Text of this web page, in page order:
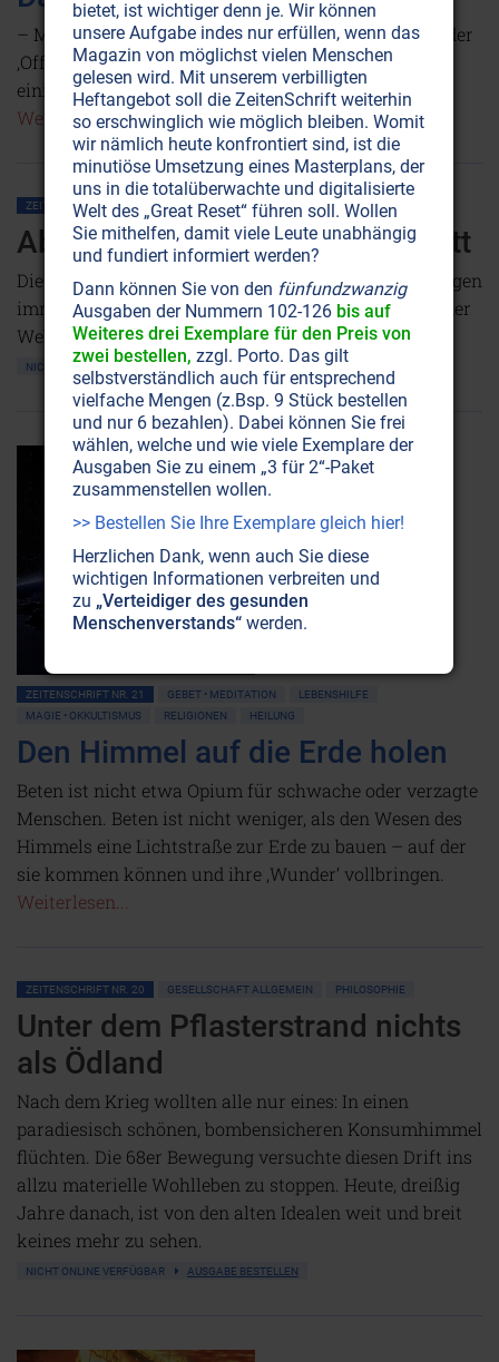
– Mythos oder Realität? Schon Johannes spricht in der
‚Offenbarung‘ davon. Omraam Michael Aivanov hat
einige äußerst interessante Erklärungen dazu.
Weiterlesen...
ZEITENSCHRIFT NR. 21 BEWUSSTSEIN PHILOSOPHIE RELIGIONEN
Abschied vom allmächtigen Gott
Die Menschen verlieren den Glauben an Gott und fragen
immer häufiger: Weshalb läßt Gott dieses Leiden in der
Welt zu? Lesen Sie die Antwort.
NICHT ONLINE VERFÜGBAR AUSGABE BESTELLEN
ZEITENSCHRIFT NR. 21 GEBET • MEDITATION
LEBENSHILFE
MAGIE • OKKULTISMUS
RELIGIONEN HEILUNG
Den Himmel auf die Erde holen
Beten ist nicht etwa Opium für schwache oder verzagte
Menschen. Beten ist nicht weniger, als den Wesen des
Himmels eine Lichtstraße zur Erde zu bauen – auf der
sie kommen können und ihre ‚Wunder‘ vollbringen.
Weiterlesen...
ZEITENSCHRIFT NR. 20 GESELLSCHAFT ALLGEMEIN PHILOSOPHIE
Unter dem Pflasterstrand nichts
als Ödland
Nach dem Krieg wollten alle nur eines: In einen
paradiesisch schönen, bombensicheren Konsumhimmel
flüchten. Die 68er Bewegung versuchte diesen Drift ins
allzu materielle Wohlleben zu stoppen. Heute, dreißig
Jahre danach, ist von den alten Idealen weit und breit
keines mehr zu sehen.
NICHT ONLINE VERFÜGBAR AUSGABE BESTELLEN
bietet, ist wichtiger denn je. Wir können
unsere Aufgabe indes nur erfüllen, wenn das
Magazin von möglichst vielen Menschen
gelesen wird. Mit unserem verbilligten
Heftangebot soll die ZeitenSchrift weiterhin
so erschwinglich wie möglich bleiben. Womit
wir nämlich heute konfrontiert sind, ist die
minutiöse Umsetzung eines Masterplans, der
uns in die totalüberwachte und digitalisierte
Welt des „Great Reset“ führen soll. Wollen
Sie mithelfen, damit viele Leute unabhängig
und fundiert informiert werden?
Dann können Sie von den fünfundzwanzig
Ausgaben der Nummern 102-126 bis auf
Weiteres drei Exemplare für den Preis von
zwei bestellen, zzgl. Porto. Das gilt
selbstverständlich auch für entsprechend
vielfache Mengen (z.Bsp. 9 Stück bestellen
und nur 6 bezahlen). Dabei können Sie frei
wählen, welche und wie viele Exemplare der
Ausgaben Sie zu einem „3 für 2“-Paket
zusammenstellen wollen.
>> Bestellen Sie Ihre Exemplare gleich hier!
Herzlichen Dank, wenn auch Sie diese
wichtigen Informationen verbreiten und
zu „Verteidiger des gesunden
Menschenverstands“ werden.